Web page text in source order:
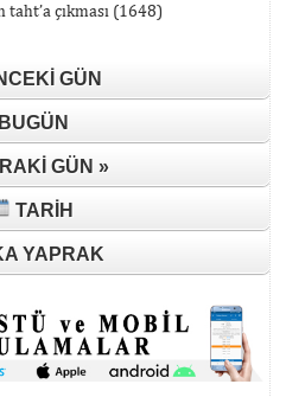
taht’a çıkması (1648)
GÜN
BUGÜN
GÜN »
TARIH
YAPRAK